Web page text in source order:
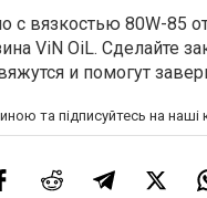
с вязкостью 80W-85
ViN OiL. Сделайте
и помогут
та підписуйтесь на наші